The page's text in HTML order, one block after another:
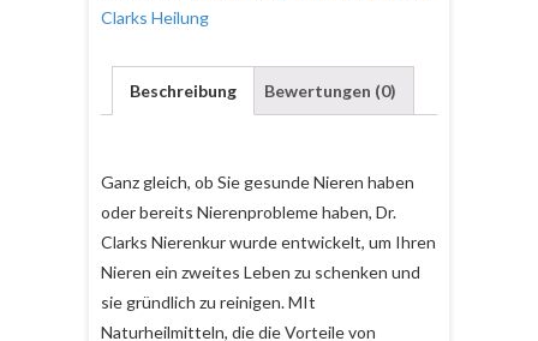
Clarks Heilung
Beschreibung Bewertungen (0)
Ganz gleich, ob Sie gesunde Nieren haben
oder bereits Nierenprobleme haben, Dr.
Clarks Nierenkur wurde entwickelt, um Ihren
Nieren ein zweites Leben zu schenken und
sie gründlich zu reinigen. MIt
Naturheilmitteln, die die Vorteile von